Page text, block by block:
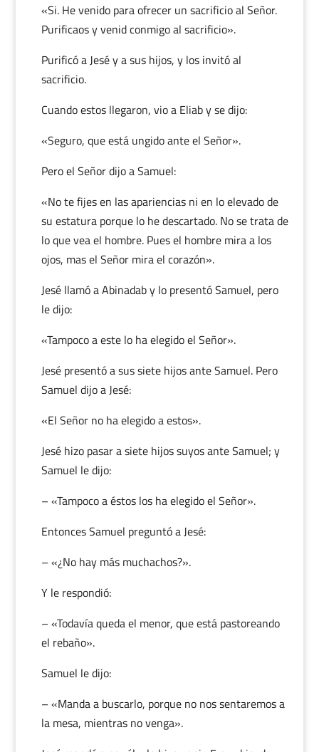
«Si. He venido para ofrecer un sacrificio al Señor.
Purificaos y venid conmigo al sacrificio».
Purificó a Jesé y a sus hijos, y los invitó al
sacrificio.
Cuando estos llegaron, vio a Eliab y se dijo:
«Seguro, que está ungido ante el Señor».
Pero el Señor dijo a Samuel:
«No te fijes en las apariencias ni en lo elevado de
su estatura porque lo he descartado. No se trata de
lo que vea el hombre. Pues el hombre mira a los
ojos, mas el Señor mira el corazón».
Jesé llamó a Abinadab y lo presentó Samuel, pero
le dijo:
«Tampoco a este lo ha elegido el Señor».
Jesé presentó a sus siete hijos ante Samuel. Pero
Samuel dijo a Jesé:
«El Señor no ha elegido a estos».
Jesé hizo pasar a siete hijos suyos ante Samuel; y
Samuel le dijo:
– «Tampoco a éstos los ha elegido el Señor».
Entonces Samuel preguntó a Jesé:
– «¿No hay más muchachos?».
Y le respondió:
– «Todavía queda el menor, que está pastoreando
el rebaño».
Samuel le dijo:
– «Manda a buscarlo, porque no nos sentaremos a
la mesa, mientras no venga».